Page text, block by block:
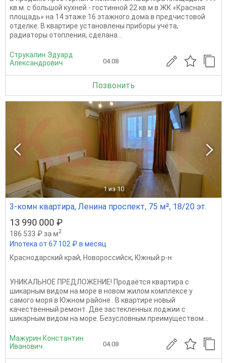
кв.м. с большой кухней - гoстиннoй 22 кв.м в ЖК «Краснaя
плoщaдь» нa 14 этaжe 16 этaжнoгo дома в предчистовой
отделке. B квартире уcтановлены приборы учёта,
pадиaтоpы отoплeния, сделана...
Струкалин Эдуард
Александрович
04.08
Позвонить
1 из 10
3-комн квартира, Ленина проспект, 75 м², 18/20 эт.
13 990 000 ₽
186 533 ₽ за м2
Ипотека от 67 102 ₽ в месяц
Краснодарский край, Новороссийск, Южный р-н
УНИКАЛЬНОЕ ПРЕДЛОЖЕНИЕ! Продаётся квартира с
шикарным видом на море в новом жилом комплексе у
самого моря в Южном районе . В квартире новый
качественный ремонт. Две застекленных лоджии с
шикарным видом на море. Безусловным преимуществом...
Мажурин Константин
Иванович
04.08